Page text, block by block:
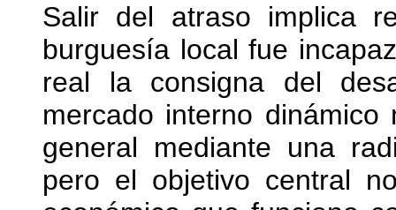
Salir del atraso implica
burguesía local fue
real la consigna del
mercado interno
general mediante una
pero el objetivo central